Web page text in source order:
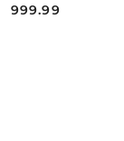
Cena:
999.99